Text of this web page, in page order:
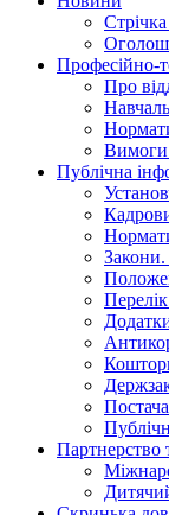
Професійно-
Про
Вимоги
Публічна
Партнерство